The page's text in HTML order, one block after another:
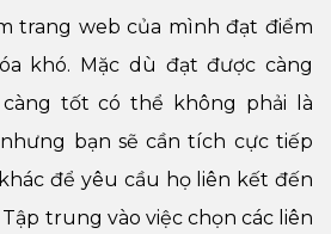
trang web của mình đạt điểm
khó. Mặc dù đạt được càng
tốt có thể không phải là
bạn sẽ cần tích cực tiếp
để yêu cầu họ liên kết đến
trung vào việc chọn các liên